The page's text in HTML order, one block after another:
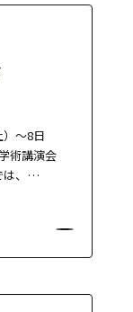
～8日
術講演会
、
ョンをご紹